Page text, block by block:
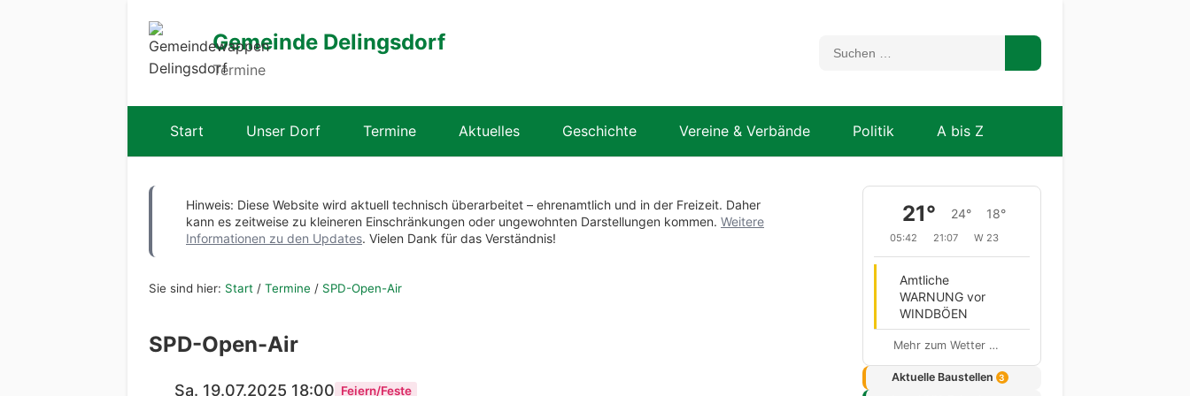
Gemeinde Delingsdorf
Termine
Start Unser Dorf Termine Aktuelles Geschichte Vereine & Verbände Politik A bis Z
Hinweis: Diese Website wird aktuell technisch überarbeitet – ehrenamtlich und in der Freizeit. Daher
kann es zeitweise zu kleineren Einschränkungen oder ungewohnten Darstellungen kommen. Weitere
Informationen zu den Updates. Vielen Dank für das Verständnis!
Sie sind hier: Start / Termine / SPD-Open-Air
SPD-Open-Air
Sa. 19.07.2025 18:00 Feiern/Feste
21° 24° 18°
05:42 21:07 W 23
Amtliche
WARNUNG vor
WINDBÖEN
Mehr zum Wetter …
Aktuelle Baustellen 3